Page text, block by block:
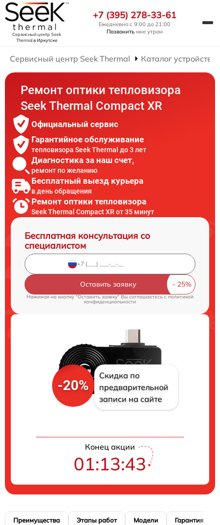
Сервисный центр Seek
Thermalв Иркутске
+7 (395) 278-33-61
Ежедневно с 9:00 до 21:00
Позвонить мне утром
Сервисный центр Seek Thermal Каталог устройств
Ремонт оптики тепловизора
Seek Thermal Compact XR
Официальный сервис
Гарантийное обслуживание
тепловизора Seek Thermal до 3 лет
Диагностика за наш счет,
ремонт по желанию
Бесплатный выезд курьера
в день обращения
Ремонт оптики тепловизора
Seek Thermal Compact XR от 35 минут
Бесплатная консультация со
специалистом
Оставить заявку
Нажимая на кнопку "Оставить заявку" Вы соглашаетесь cполитикой
конфиденциальности
-20%
Скидка по
предварительной
записи на сайте
Конец акции
01:13:42
Преимущества Этапы работ Модели Гарантия